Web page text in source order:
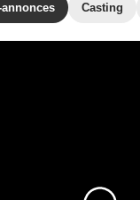
annonces Casting